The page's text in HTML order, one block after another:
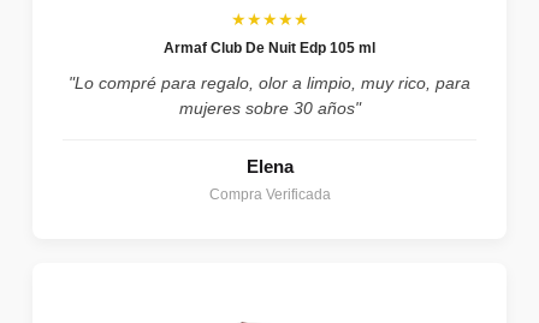
★★★★★
Armaf Club De Nuit Edp 105 ml
"Lo compré para regalo, olor a limpio, muy rico, para
mujeres sobre 30 años"
Elena
Compra Verificada